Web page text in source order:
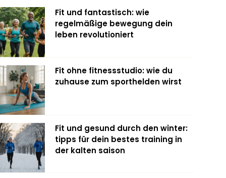
Fit und fantastisch: wie
regelmäßige bewegung dein
leben revolutioniert
Fit ohne fitnessstudio: wie du
zuhause zum sporthelden wirst
Fit und gesund durch den winter:
tipps für dein bestes training in
der kalten saison